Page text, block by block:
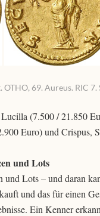
69. Aureus. RIC
(7.500 / 21.850
Euro) und Crispus,
und Lots
und Lots – und daran
und das für einen
Ein Kenner